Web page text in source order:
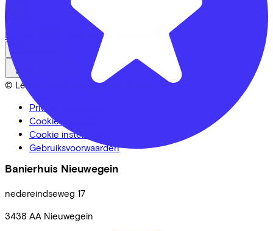
Banierhuis Nieuwegein
nedereindseweg 17
3438 AA Nieuwegein
LinkedIn
© Lease a Bike. All Rights Reserved.
Privacy statement
Cookie statement
Cookie instellingen
Gebruiksvoorwaarden